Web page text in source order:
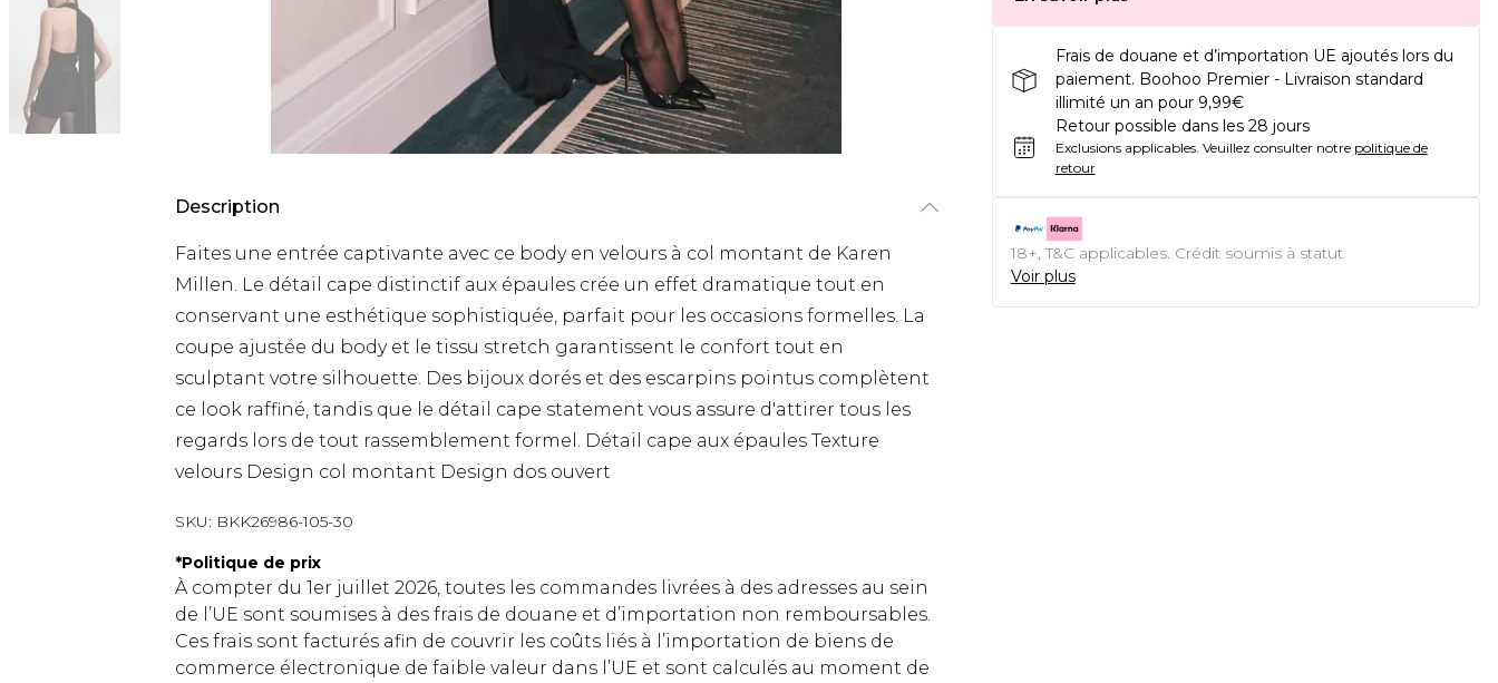
Description
Faites une entrée captivante avec ce body en velours à col montant de Karen
Millen. Le détail cape distinctif aux épaules crée un effet dramatique tout en
conservant une esthétique sophistiquée, parfait pour les occasions formelles. La
coupe ajustée du body et le tissu stretch garantissent le confort tout en
sculptant votre silhouette. Des bijoux dorés et des escarpins pointus complètent
ce look raffiné, tandis que le détail cape statement vous assure d'attirer tous les
regards lors de tout rassemblement formel. Détail cape aux épaules Texture
velours Design col montant Design dos ouvert
SKU: BKK26986-105-30
*Politique de prix
À compter du 1er juillet 2026, toutes les commandes livrées à des adresses au sein
de l’UE sont soumises à des frais de douane et d’importation non remboursables.
Ces frais sont facturés afin de couvrir les coûts liés à l’importation de biens de
commerce électronique de faible valeur dans l’UE et sont calculés au moment de
Frais de douane et d’importation UE ajoutés lors du
paiement. Boohoo Premier - Livraison standard
illimité un an pour 9,99€
Retour possible dans les 28 jours
Exclusions applicables. Veuillez consulter notre politique de
retour
18+, T&C applicables. Crédit soumis à statut
Voir plus